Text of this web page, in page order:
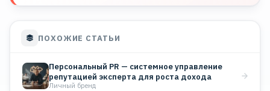
ПОХОЖИЕ СТАТЬИ
Персональный PR — системное управление
репутацией эксперта для роста дохода
Личный бренд